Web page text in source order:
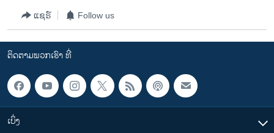
ອິດສະຫຼະພາບດ້ານການຂ່າວ
ຊີວິດຊາວລາວ
ຊຸມຊົນຊາວລາວ
ວິທະຍາສາດ-ເທັກໂນໂລຈີ
ທຸລະກິດ
ພາສາອັງກິດ
ແຊຣ໌ Follow us
ຕິດຕາມພວກເຮົາ ທີ່
ເບິ່ງ